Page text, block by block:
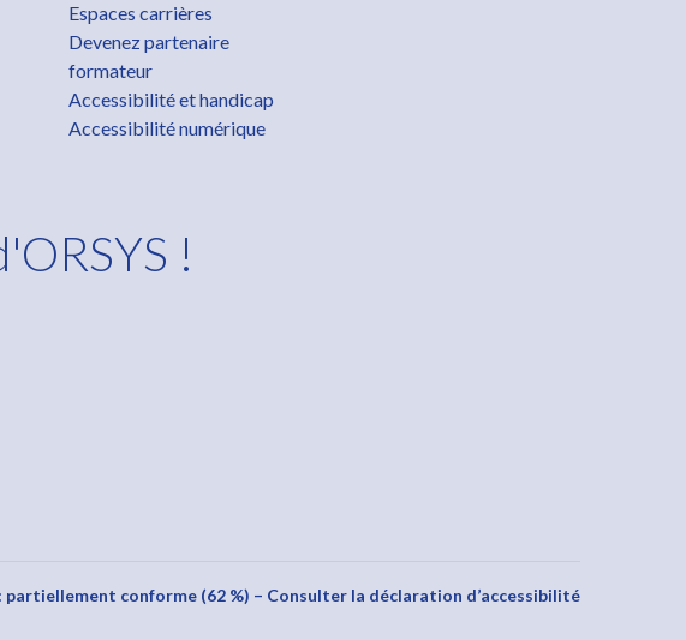
avec les réglementations. Personnalisez vos préférences pour
Espaces carrières
Devenez partenaire
formateur
Accessibilité et handicap
Accessibilité numérique
!
partiellement conforme (62 %) – Consulter la déclaration d’accessibilité